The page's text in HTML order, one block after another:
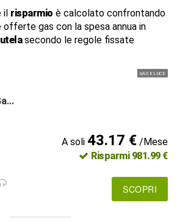
il risparmio è calcolato confrontando
gas con la spesa annua in
secondo le regole fissate
GAS E LUCE
A soli 43.17 €/Mese
Risparmi 981.99 €
SCOPRI